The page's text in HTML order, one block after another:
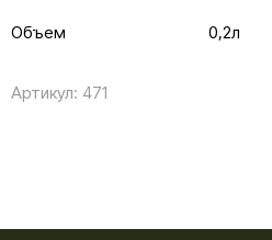
Объем 0,2л
Артикул: 471